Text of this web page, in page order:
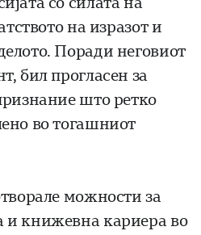
на изразот и
Поради неговиот
бил прогласен за
што ретко
во тогашниот
можности за
и книжевна кариера во